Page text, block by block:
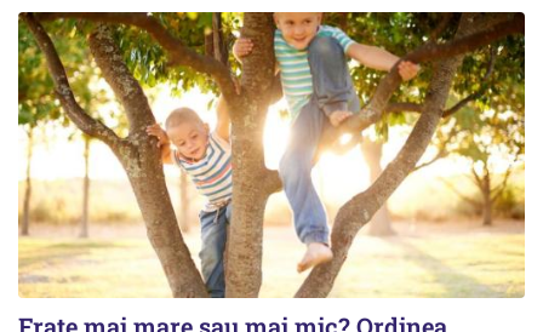
Frate mai mare sau mai mic? Ordinea